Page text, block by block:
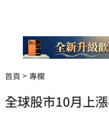
首頁 專欄
全球股市10月上